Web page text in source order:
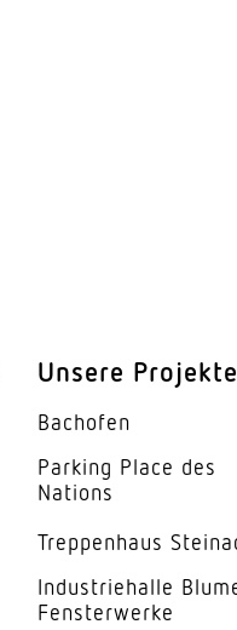
Unsere Projekte
Bachofen
Parking Place des
Nations
Trep­penhaus
Indus­trie­halle
Fensterwerke